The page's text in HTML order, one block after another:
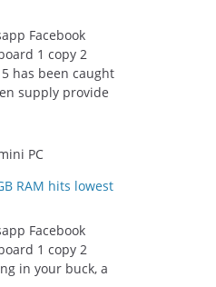
Facebook
1 copy 2
has been caught
supply provide
RAM hits lowest
Facebook
1 copy 2
in your buck, a